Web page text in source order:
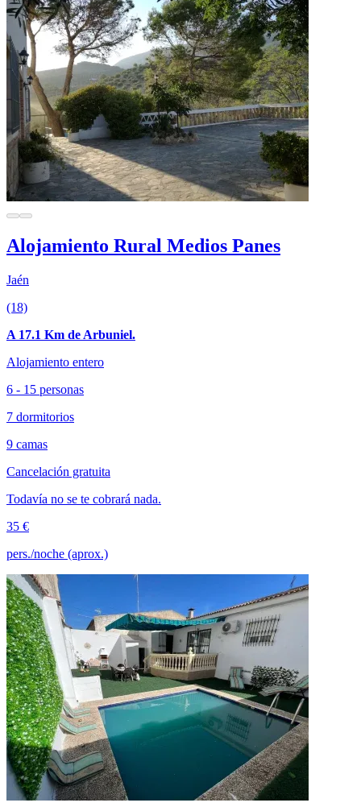
Alojamiento Rural Medios Panes
Jaén
(18)
A 17.1 Km de Arbuniel.
Alojamiento entero
6 - 15 personas
7 dormitorios
9 camas
Cancelación gratuita
Todavía no se te cobrará nada.
35 €
pers./noche (aprox.)